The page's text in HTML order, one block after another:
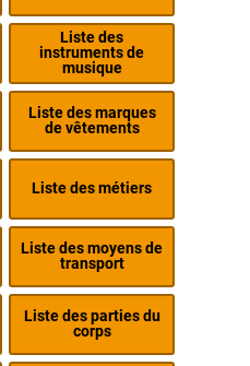
Liste des
instruments de
musique
Liste des marques
de vêtements
Liste des métiers
Liste des moyens de
transport
Liste des parties du
corps